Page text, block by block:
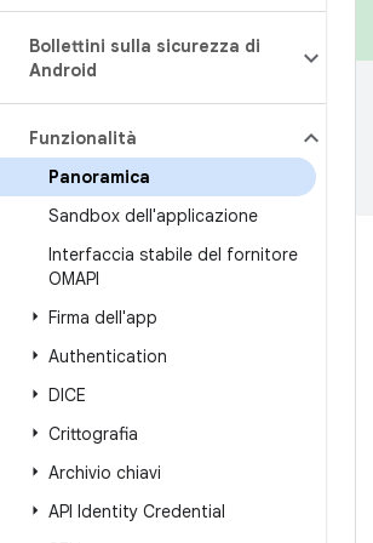
Bollettini sulla sicurezza di
Android
Funzionalità
Panoramica
Sandbox dell'applicazione
Interfaccia stabile del fornitore
OMAPI
Firma dell'app
Authentication
DICE
Crittografia
Archivio chiavi
API Identity Credential